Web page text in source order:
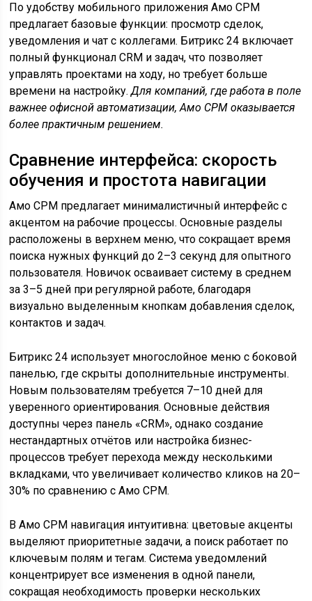
По удобству мобильного приложения Амо СРМ
предлагает базовые функции: просмотр сделок,
уведомления и чат с коллегами. Битрикс 24 включает
полный функционал CRM и задач, что позволяет
управлять проектами на ходу, но требует больше
времени на настройку.Для компаний, где работа в поле
важнее офисной автоматизации, Амо СРМ оказывается
более практичным решением.
Сравнение интерфейса: скорость
обучения и простота навигации
Амо СРМ предлагает минималистичный интерфейс с
акцентом на рабочие процессы. Основные разделы
расположены в верхнем меню, что сокращает время
поиска нужных функций до 2–3 секунд для опытного
пользователя. Новичок осваивает систему в среднем
за 3–5 дней при регулярной работе, благодаря
визуально выделенным кнопкам добавления сделок,
контактов и задач.
Битрикс 24 использует многослойное меню с боковой
панелью, где скрыты дополнительные инструменты.
Новым пользователям требуется 7–10 дней для
уверенного ориентирования. Основные действия
доступны через панель «CRM», однако создание
нестандартных отчётов или настройка бизнес-
процессов требует перехода между несколькими
вкладками, что увеличивает количество кликов на 20–
30% по сравнению с Амо СРМ.
В Амо СРМ навигация интуитивна: цветовые акценты
выделяют приоритетные задачи, а поиск работает по
ключевым полям и тегам. Система уведомлений
концентрирует все изменения в одной панели,
сокращая необходимость проверки нескольких